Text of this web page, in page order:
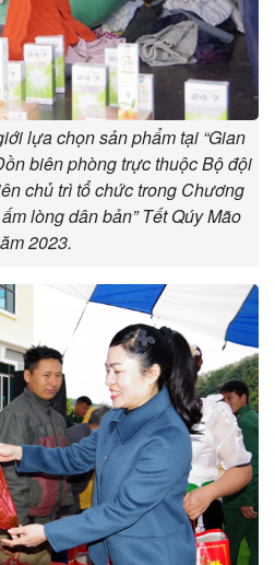
lựa chọn sản phẩm tại “Gian
biên phòng trực thuộc Bộ đội
chủ trì tổ chức trong Chương
lòng dân bản” Tết Qúy Mão
2023.